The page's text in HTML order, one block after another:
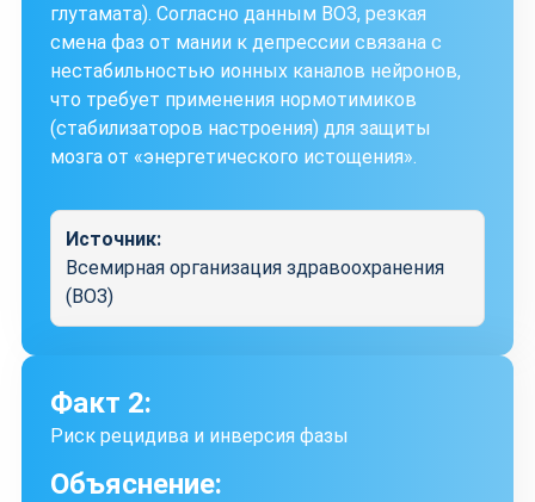
глутамата). Согласно данным ВОЗ, резкая
смена фаз от мании к депрессии связана с
нестабильностью ионных каналов нейронов,
что требует применения нормотимиков
(стабилизаторов настроения) для защиты
мозга от «энергетического истощения».
Источник:
Всемирная организация здравоохранения
(ВОЗ)
Факт 2:
Риск рецидива и инверсия фазы
Объяснение: